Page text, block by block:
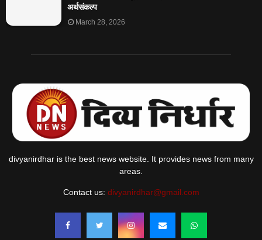
अर्थसंकल्प
March 28, 2026
divyanirdhar is the best news website. It provides news from many
areas.
Contact us: divyanirdhar@gmail.com